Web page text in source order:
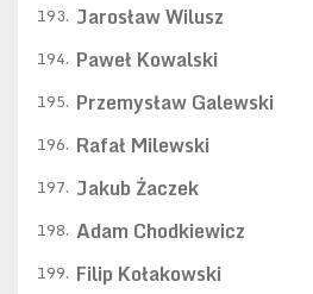
193. Jarosław Wilusz
194. Paweł Kowalski
195. Przemysław Galewski
196. Rafał Milewski
197. Jakub Żaczek
198. Adam Chodkiewicz
199. Filip Kołakowski